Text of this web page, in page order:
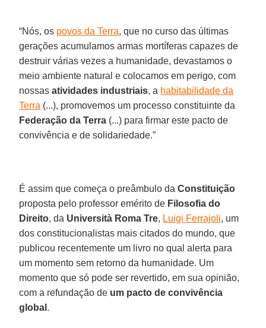
“Nós, os povos da Terra, que no curso das últimas
gerações acumulamos armas mortíferas capazes de
destruir várias vezes a humanidade, devastamos o
meio ambiente natural e colocamos em perigo, com
nossasatividades industriais, a habitabilidade da
Terra (...), promovemos um processo constituinte da
Federação da Terra (...) para firmar este pacto de
convivência e de solidariedade.”
É assim que começa o preâmbulo daConstituição
proposta pelo professor emérito de Filosofia do
Direito, da Università Roma Tre, Luigi Ferrajoli, um
dos constitucionalistas mais citados do mundo, que
publicou recentemente um livro no qual alerta para
um momento sem retorno da humanidade. Um
momento que só pode ser revertido, em sua opinião,
com a refundação de um pacto de convivência
global .